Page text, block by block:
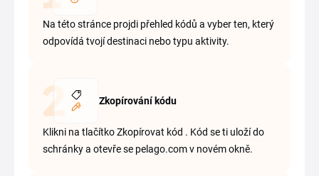
Na této stránce projdi přehled kódů a vyber ten, který
odpovídá tvojí destinaci nebo typu aktivity.
Zkopírování kódu
Klikni na tlačítko Zkopírovat kód . Kód se ti uloží do
schránky a otevře se pelago.com v novém okně.